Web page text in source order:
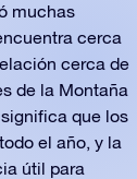
muchas
cerca
cerca de
de la Montaña
que los
el año, y la
útil para